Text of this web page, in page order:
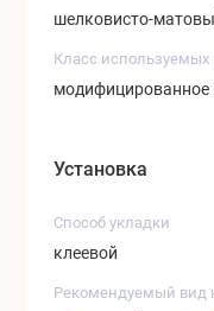
шелковисто-
Класс используемых
модифицированное
Установка
Способ укладки
клеевой
Рекомендуемый вид